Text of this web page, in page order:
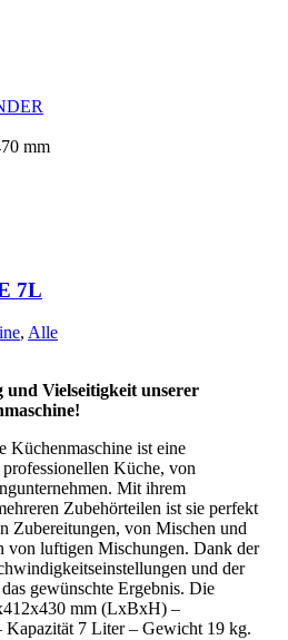
mm
7L
, Alle
und Vielseitigkeit unserer
Küchenmaschine ist eine
Küche, von
Mit ihrem
Zubehörteilen ist sie perfekt
Zubereitungen, von Mischen und
von luftigen Mischungen. Dank der
und der
gewünschte Ergebnis. Die
mm (LxBxH) –
Kapazität 7 Liter – Gewicht 19 kg.